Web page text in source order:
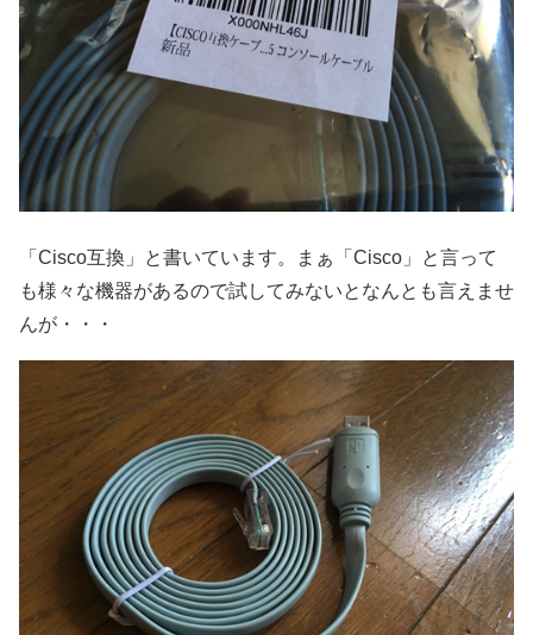
「Cisco互換」と書いています。まぁ「Cisco」と言って
も様々な機器があるので試してみないとなんとも言えませ
んが・・・